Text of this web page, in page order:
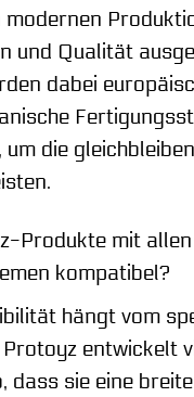
modernen
und Qualität
dabei
um die
Produkte mit
kompatibel?
hängt vom
entwickelt
dass sie eine